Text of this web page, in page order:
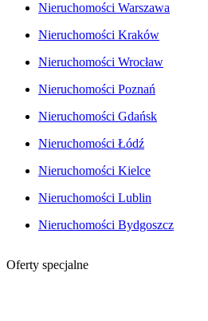
Nieruchomości Warszawa
Nieruchomości Kraków
Nieruchomości Wrocław
Nieruchomości Poznań
Nieruchomości Gdańsk
Nieruchomości Łódź
Nieruchomości Kielce
Nieruchomości Lublin
Nieruchomości Bydgoszcz
Oferty specjalne